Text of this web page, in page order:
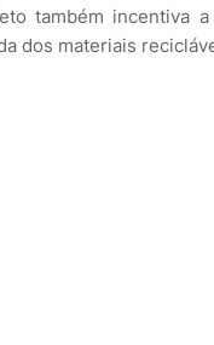
também incentiva
dos materiais